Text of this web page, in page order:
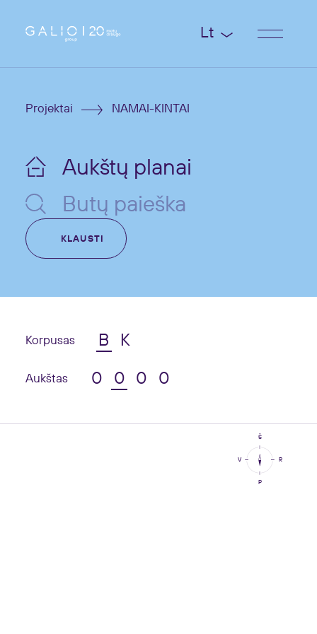
Lt
Projektai NAMAI-KINTAI
Aukštų planai
Butų paieška
KLAUSTI
Korpusas B K
Aukštas 0 0 0 0
Š
P
R
V